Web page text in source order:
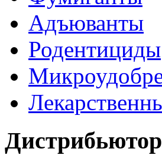
Адъюванты
Родентициды